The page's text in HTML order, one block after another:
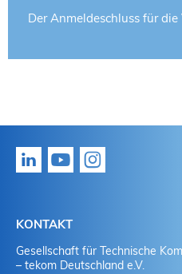
Der Anmeldeschluss für
KONTAKT
Gesellschaft für Technische
– tekom Deutschland e.V.